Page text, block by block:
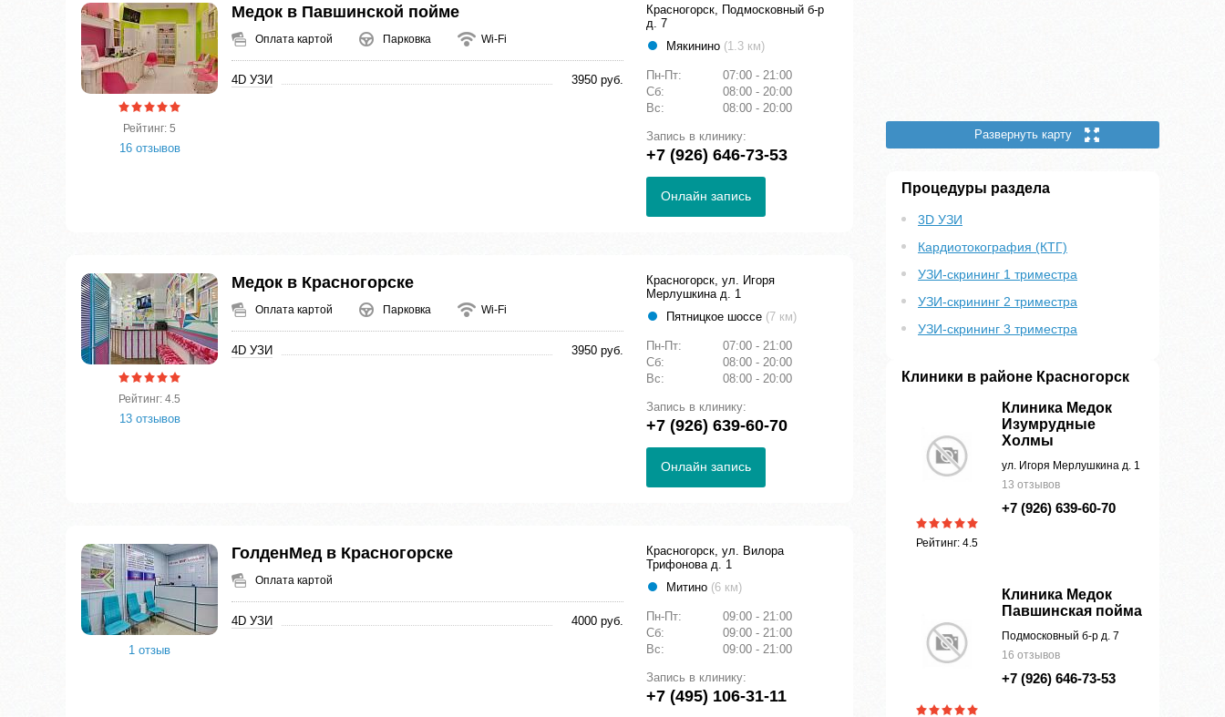
Рейтинг: 5
16 отзывов
Медок в Павшинской пойме
Оплата картой Парковка Wi-Fi
4D УЗИ 3950 руб.
Красногорск, Подмосковный б-р
д. 7
Мякинино (1.3 км)
Пн-Пт:
07:00 - 21:00
Сб:
08:00 - 20:00
Вс:
08:00 - 20:00
Запись в клинику:
+7 (926) 646-73-53
Онлайн запись
Рейтинг: 4.5
13 отзывов
Медок в Красногорске
Оплата картой Парковка Wi-Fi
4D УЗИ 3950 руб.
Красногорск, ул. Игоря
Мерлушкина д. 1
Пятницкое шоссе (7 км)
Пн-Пт:
07:00 - 21:00
Сб:
08:00 - 20:00
Вс:
08:00 - 20:00
Запись в клинику:
+7 (926) 639-60-70
Онлайн запись
1 отзыв
ГолденМед в Красногорске
Оплата картой
4D УЗИ 4000 руб.
Красногорск, ул. Вилора
Трифонова д. 1
Митино (6 км)
Пн-Пт:
09:00 - 21:00
Сб:
09:00 - 21:00
Вс:
09:00 - 21:00
Запись в клинику:
+7 (495) 106-31-11
Развернуть карту
Процедуры раздела
3D УЗИ
Кардиотокография (КТГ)
УЗИ-скрининг 1 триместра
УЗИ-скрининг 2 триместра
УЗИ-скрининг 3 триместра
Клиники в районе Красногорск
Рейтинг: 4.5
Клиника Медок
Изумрудные
Холмы
ул. Игоря Мерлушкина д. 1
13 отзывов
+7 (926) 639-60-70
Клиника Медок
Павшинская пойма
Подмосковный б-р д. 7
16 отзывов
+7 (926) 646-73-53